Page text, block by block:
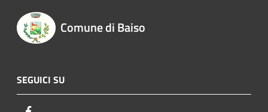
Comune di Baiso
SEGUICI SU